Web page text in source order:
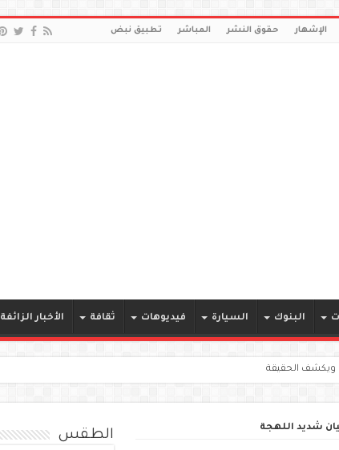
الإشهار حقوق النشر المباشر تطبيق نبض
البنوك السيارة فيديوهات ثقافة الأخبار الزائفة
ويكشف الحقيقة
شديد اللهجة الطقس